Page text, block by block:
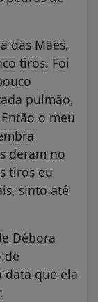
das Mães,
tiros. Foi
pulmão,
o meu
deram no
tiros eu
sinto até
Débora
de
data que ela